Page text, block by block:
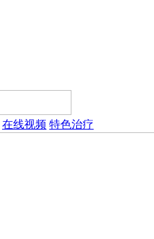
在线视频 特色治疗